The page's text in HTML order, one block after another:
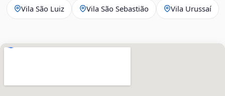
Vila São Luiz Vila São Sebastião Vila Urussaí